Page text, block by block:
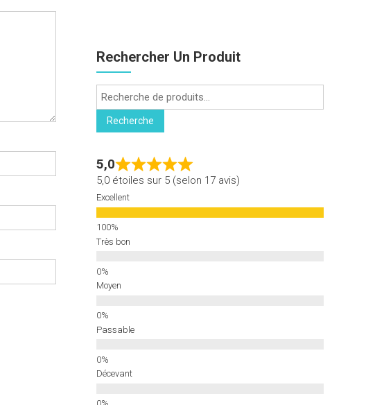
Rechercher Un Produit
Recherche
pour :
Recherche
5,0
5,0 étoiles sur 5 (selon 17 avis)
Excellent
Très bon
Moyen
Passable
Décevant